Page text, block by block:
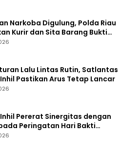
Narkoba Digulung, Polda Riau
Kurir dan Sita Barang Bukti
Fantastis
Lalu Lintas Rutin, Satlantas
Pastikan Arus Tetap Lancar
Pererat Sinergitas dengan
Peringatan Hari Bakti
ke-66